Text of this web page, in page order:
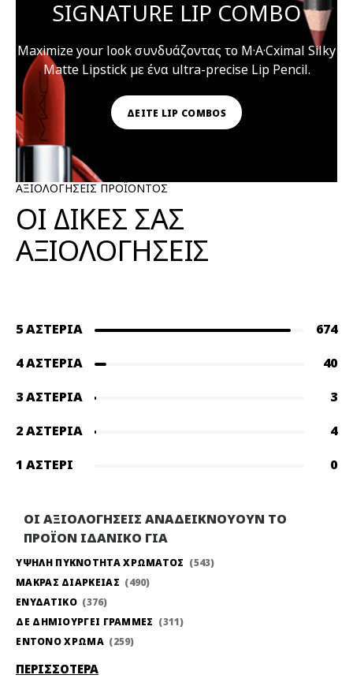
SIGNATURE LIP COMBO
Maximize your look συνδυάζοντας το M·A·Cximal Silky
Matte Lipstick με ένα ultra-precise Lip Pencil.
ΔΕΙΤΕ LIP COMBOS
ΑΞΙΟΛΟΓΗΣΕΙΣ ΠΡΟΪΟΝΤΟΣ
ΟΙ ΔΙΚΕΣ ΣΑΣ
ΑΞΙΟΛΟΓΗΣΕΙΣ
5 ΑΣΤΈΡΙΑ
674
4 ΑΣΤΈΡΙΑ
40
3 ΑΣΤΈΡΙΑ
3
2 ΑΣΤΈΡΙΑ
4
1 ΑΣΤΈΡΙ
0
ΟΙ ΑΞΙΟΛΟΓΗΣΕΙΣ ΑΝΑΔΕΙΚΝΟΥΟΥΝ ΤΟ
ΠΡΟΪΟΝ ΙΔΑΝΙΚΟ ΓΙΑ
ΥΨΗΛΗ ΠΥΚΝΟΤΗΤΑ ΧΡΩΜΑΤΟΣ
543
ΜΑΚΡΑΣ ΔΙΑΡΚΕΙΑΣ
490
ΕΝΥΔΑΤΙΚΟ
376
ΔΕ ΔΗΜΙΟΥΡΓΕΙ ΓΡΑΜΜΕΣ
311
ΕΝΤΟΝΟ ΧΡΩΜΑ
259
ΠΕΡΙΣΣΟΤΕΡΑ